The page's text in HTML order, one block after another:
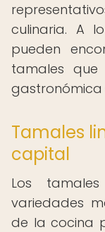
culinaria. A
pueden
tamales
gastronómica
Tamales
capital
Los
variedades
de la cocina